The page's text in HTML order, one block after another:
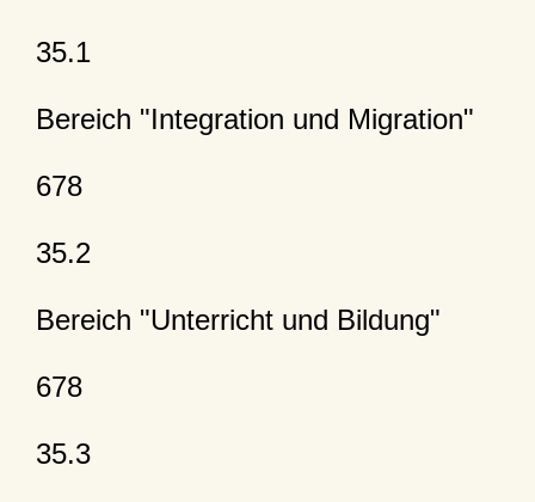
35.1
Bereich "Integration und Migration"
678
35.2
Bereich "Unterricht und Bildung"
678
35.3